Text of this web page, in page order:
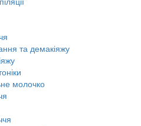
та демакіяжу
молочко